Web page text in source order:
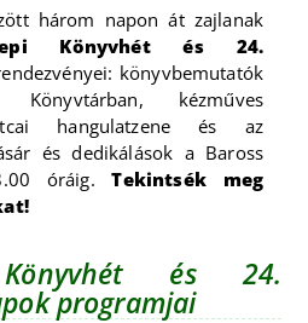
három napon át zajlanak
Könyvhét és 24.
könyvbemutatók
kézműves
hangulatzene és az
és dedikálások a Baross
óráig.Tekintsék meg
és 24.
programjai